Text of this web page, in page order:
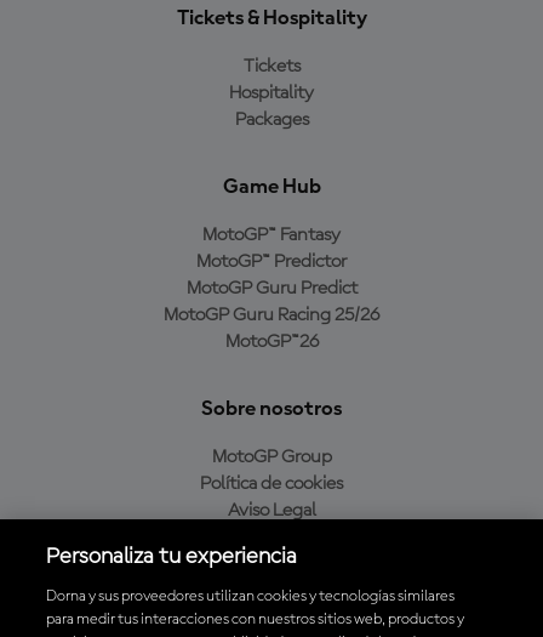
Tickets & Hospitality
Tickets
Hospitality
Packages
Game Hub
MotoGP™ Fantasy
MotoGP™ Predictor
MotoGP Guru Predict
MotoGP Guru Racing 25/26
MotoGP™26
Sobre nosotros
MotoGP Group
Política de cookies
Aviso Legal
Política de compra
Personaliza tu experiencia
Dorna y sus proveedores utilizan cookies y tecnologías similares
para medir tus interacciones con nuestros sitios web, productos y